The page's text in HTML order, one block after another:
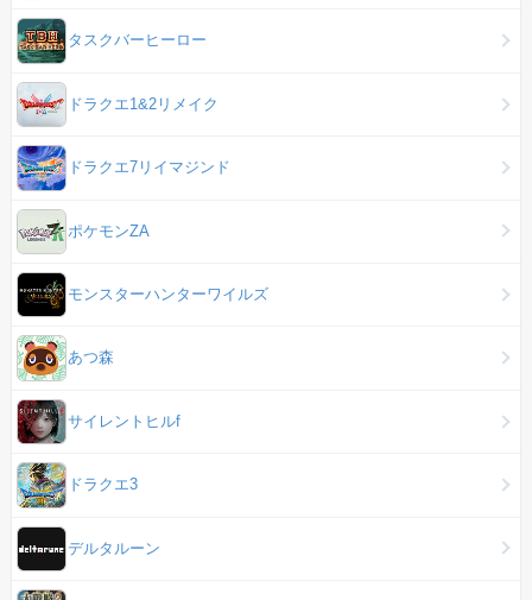
タスクバーヒーロー
ドラクエ1&2リメイク
ドラクエ7リイマジンド
ポケモンZA
モンスターハンターワイルズ
あつ森
サイレントヒルf
ドラクエ3
デルタルーン